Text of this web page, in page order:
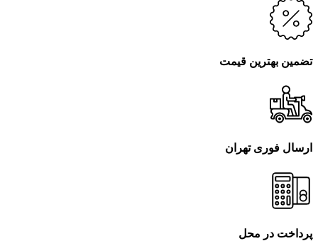
تضمین بهترین قیمت
ارسال فوری تهران
پرداخت در محل